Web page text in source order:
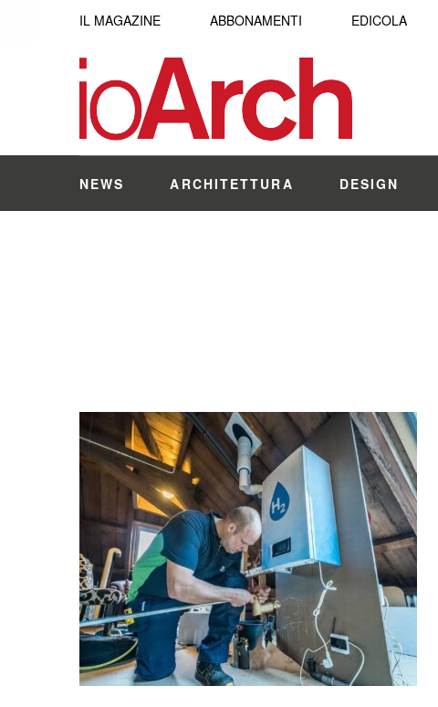
IL MAGAZINE ABBONAMENTI EDICOLA
NEWS ARCHITETTURA DESIGN